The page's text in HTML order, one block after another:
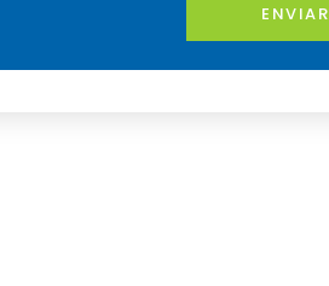
ENVIAR